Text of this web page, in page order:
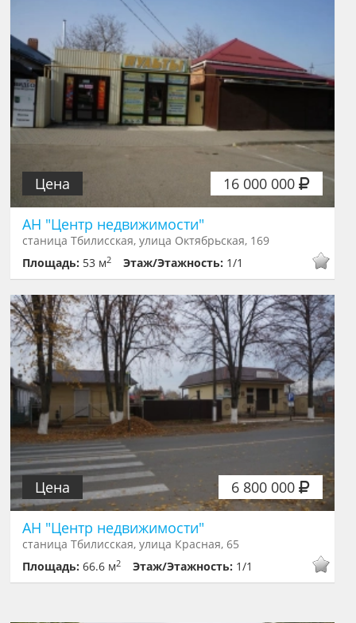
16 000 000
Цена
АН "Центр недвижимости"
станица Тбилисская, улица Октябрьская, 169
Площадь: 53 м2 Этаж/Этажность: 1/1
6 800 000
Цена
АН "Центр недвижимости"
станица Тбилисская, улица Красная, 65
Площадь:66.6 м2 Этаж/Этажность: 1/1